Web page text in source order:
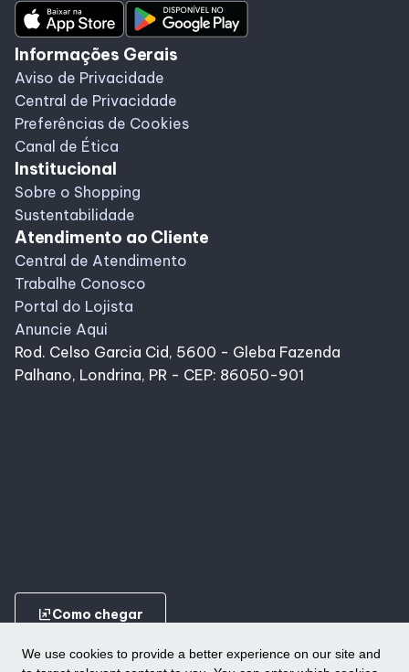
We use cookies to provide a better experience on our site and
Informações Gerais
Aviso de Privacidade
Central de Privacidade
Preferências de Cookies
Canal de Ética
Institucional
Sobre o Shopping
Sustentabilidade
Atendimento ao Cliente
Central de Atendimento
Trabalhe Conosco
Portal do Lojista
Anuncie Aqui
Rod. Celso Garcia Cid, 5600 - Gleba Fazenda
Palhano, Londrina, PR - CEP: 86050-901
ungroupComo chegar